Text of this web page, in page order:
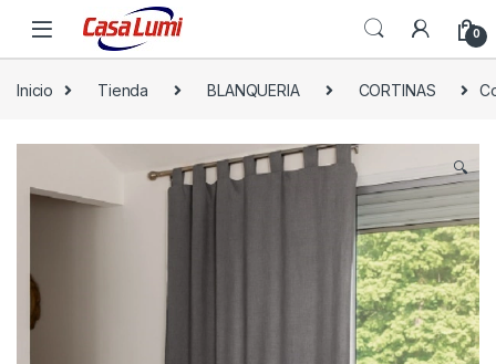
0
Inicio Tienda BLANQUERIA CORTINAS
🔍